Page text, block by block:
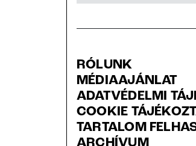
RÓLUNK
MÉDIAAJÁNLAT
ADATVÉDELMI
COOKIE
TARTALOM